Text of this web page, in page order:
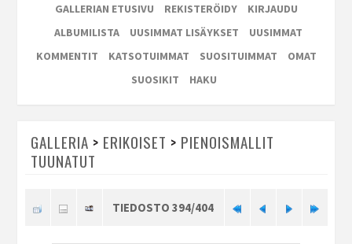
GALLERIAN ETUSIVU REKISTERÖIDY
KIRJAUDU
ALBUMILISTA
UUSIMMAT LISÄYKSET
UUSIMMAT
KOMMENTIT
KATSOTUIMMAT SUOSITUIMMAT
OMAT
SUOSIKIT
HAKU
GALLERIA > ERIKOISET > PIENOISMALLIT
TUUNATUT
TIEDOSTO 394/404